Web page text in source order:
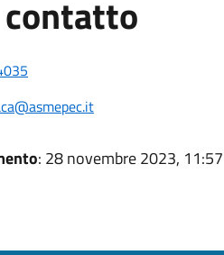
: 28 novembre 2023, 11:57